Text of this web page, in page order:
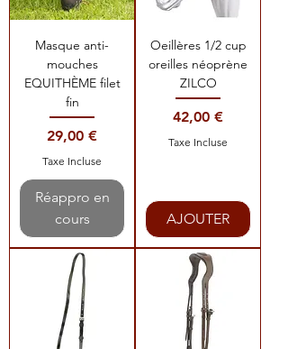
Masque anti-
mouches
EQUITHÈME filet
fin
Prix
29,00 €
Taxe Incluse
Réappro en
cours
Oeillères 1/2 cup
oreilles néoprène
ZILCO
Prix
42,00 €
Taxe Incluse
AJOUTER